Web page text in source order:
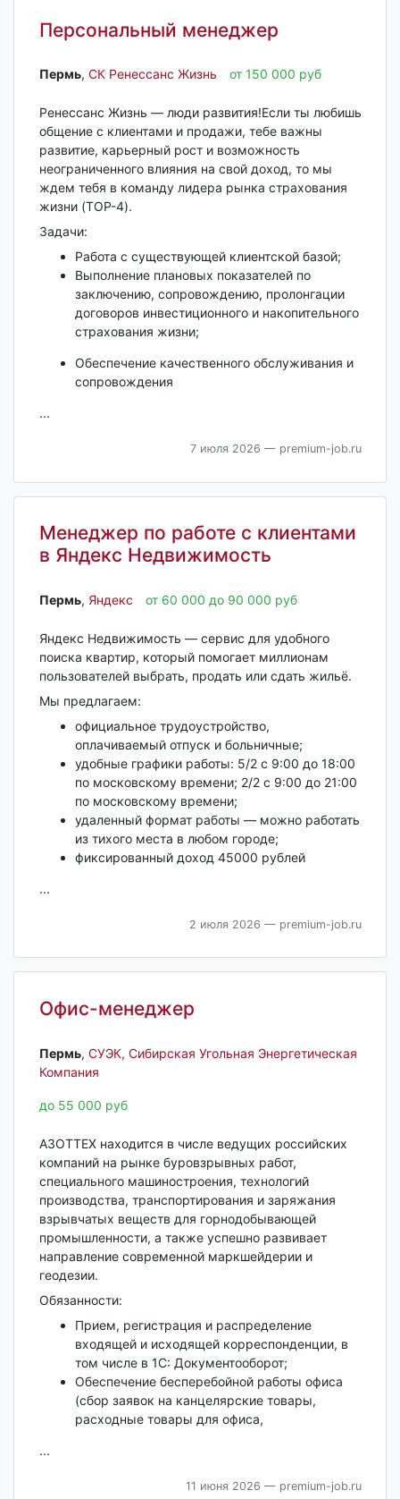
Персональный менеджер
Пермь‎, СК Ренессанс Жизнь от 150 000 руб
Ренессанс Жизнь — люди развития!Если ты любишь
общение с клиентами и продажи, тебе важны
развитие, карьерный рост и возможность
неограниченного влияния на свой доход, то мы
ждем тебя в команду лидера рынка страхования
жизни (TOP-4).
Задачи:
Работа с существующей клиентской базой;
Выполнение плановых показателей по
заключению, сопровождению, пролонгации
договоров инвестиционного и накопительного
страхования жизни;
Обеспечение качественного обслуживания и
сопровождения
...
7 июля 2026 — premium-job.ru
Менеджер по работе с клиентами
в Яндекс Недвижимость
Пермь‎, Яндекс от 60 000 до 90 000 руб
Яндекс Недвижимость — сервис для удобного
поиска квартир, который помогает миллионам
пользователей выбрать, продать или сдать жильё.
Мы предлагаем:
официальное трудоустройство,
оплачиваемый отпуск и больничные;
удобные графики работы: 5/2 с 9:00 до 18:00
по московскому времени; 2/2 с 9:00 до 21:00
по московскому времени;
удаленный формат работы — можно работать
из тихого места в любом городе;
фиксированный доход 45000 рублей
...
2 июля 2026 — premium-job.ru
Офис-менеджер
Пермь‎, СУЭК, Сибирская Угольная Энергетическая
Компания
до 55 000 руб
АЗОТТЕХ находится в числе ведущих российских
компаний на рынке буровзрывных работ,
специального машиностроения, технологий
производства, транспортирования и заряжания
взрывчатых веществ для горнодобывающей
промышленности, а также успешно развивает
направление современной маркшейдерии и
геодезии.
Обязанности:
Прием, регистрация и распределение
входящей и исходящей корреспонденции, в
том числе в 1С: Документооборот;
Обеспечение бесперебойной работы офиса
(сбор заявок на канцелярские товары,
расходные товары для офиса,
...
11 июня 2026 — premium-job.ru